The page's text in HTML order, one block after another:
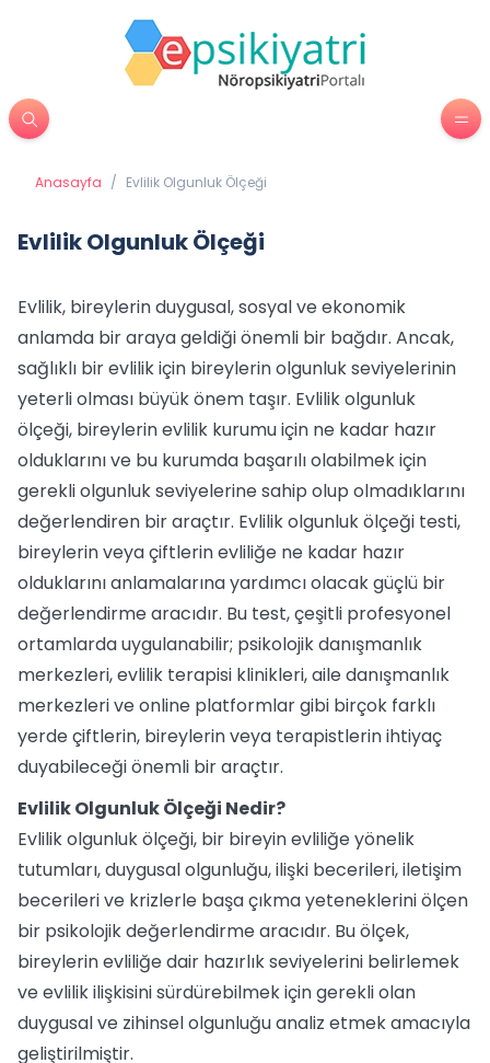
Anasayfa / Evlilik Olgunluk Ölçeği
Evlilik Olgunluk Ölçeği
Evlilik, bireylerin duygusal, sosyal ve ekonomik
anlamda bir araya geldiği önemli bir bağdır. Ancak,
sağlıklı bir evlilik için bireylerin olgunluk seviyelerinin
yeterli olması büyük önem taşır. Evlilik olgunluk
ölçeği, bireylerin evlilik kurumu için ne kadar hazır
olduklarını ve bu kurumda başarılı olabilmek için
gerekli olgunluk seviyelerine sahip olup olmadıklarını
değerlendiren bir araçtır. Evlilik olgunluk ölçeği testi,
bireylerin veya çiftlerin evliliğe ne kadar hazır
olduklarını anlamalarına yardımcı olacak güçlü bir
değerlendirme aracıdır. Bu test, çeşitli profesyonel
ortamlarda uygulanabilir; psikolojik danışmanlık
merkezleri, evlilik terapisi klinikleri, aile danışmanlık
merkezleri ve online platformlar gibi birçok farklı
yerde çiftlerin, bireylerin veya terapistlerin ihtiyaç
duyabileceği önemli bir araçtır.
Evlilik Olgunluk Ölçeği Nedir?
Evlilik olgunluk ölçeği, bir bireyin evliliğe yönelik
tutumları, duygusal olgunluğu, ilişki becerileri, iletişim
becerileri ve krizlerle başa çıkma yeteneklerini ölçen
bir psikolojik değerlendirme aracıdır. Bu ölçek,
bireylerin evliliğe dair hazırlık seviyelerini belirlemek
ve evlilik ilişkisini sürdürebilmek için gerekli olan
duygusal ve zihinsel olgunluğu analiz etmek amacıyla
geliştirilmiştir.